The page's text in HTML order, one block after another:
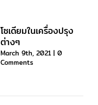
โซเดียมในเครื่องปรุง
ต่างๆ
March 9th, 2021 | 0
Comments